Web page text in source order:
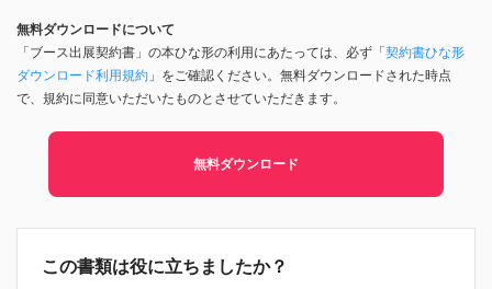
無料ダウンロードについて
「ブース出展契約書」の本ひな形の利用にあたっては、必ず「契約書ひな形
ダウンロード利用規約 」をご確認ください。無料ダウンロードされた時点
で、規約に同意いただいたものとさせていただきます。
無料ダウンロード